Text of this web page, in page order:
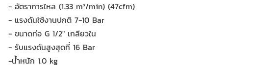
- อัตราการไหล (1.33 m³/min) (47cfm)
- แรงดันใช้งานปกติ 7-10 Bar
- ขนาดท่อ G 1/2" เกลียวใน
- รับแรงดันสูงสุดที่ 16 Bar
-น้ำหนัก 1.0 kg